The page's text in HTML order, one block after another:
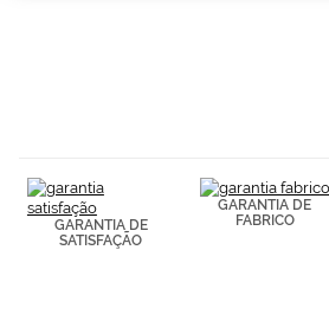
Puedes
consultar más
información en
nuestra
GARANTIA DE
SATISFAÇÃO
GARANTIA DE
FABRICO